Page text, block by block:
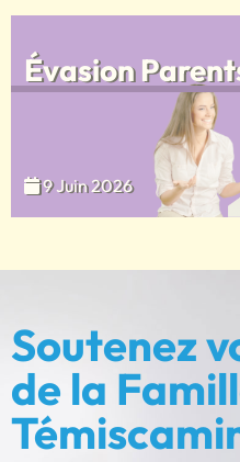
Évasion
9 Juin 2026
Soutenez
de la